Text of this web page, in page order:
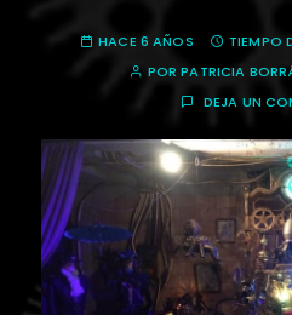
HACE 6 AÑOS TIEMPO
PORPATRICIA
DEJA UN